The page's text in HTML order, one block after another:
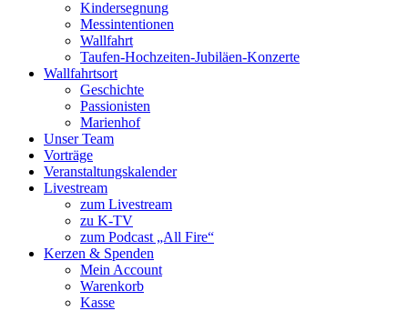
Kindersegnung
Messintentionen
Wallfahrt
Taufen-Hochzeiten-Jubiläen-Konzerte
Wallfahrtsort
Geschichte
Passionisten
Marienhof
Unser Team
Vorträge
Veranstaltungskalender
Livestream
zum Livestream
zu K-TV
zum Podcast „All Fire“
Kerzen & Spenden
Mein Account
Warenkorb
Kasse